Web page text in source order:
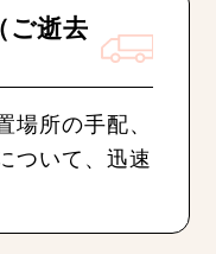
ご逝去
所の手配、
ついて、迅速